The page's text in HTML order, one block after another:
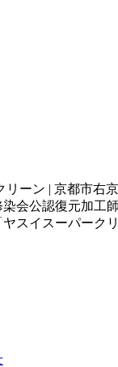
会公認復元加工師
スイスーパークリ